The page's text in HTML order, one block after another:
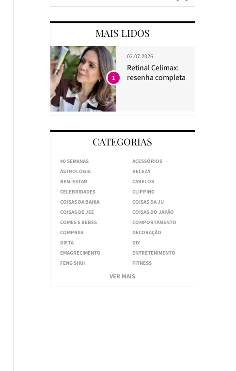
MAIS LIDOS
02.07.2026
Retinal Celimax:
resenha completa
1
CATEGORIAS
40 SEMANAS
ACESSÓRIOS
ASTROLOGIA
BELEZA
BEM-ESTAR
CABELOS
CELEBRIDADES
CLIPPING
COISAS DA BAHIA
COISAS DA JU
COISAS DE JEE
COISAS DO JAPÃO
COMES E BEBES
COMPORTAMENTO
COMPRAS
DECORAÇÃO
DIETA
DIY
EMAGRECIMENTO
ENTRETENIMENTO
FENG SHUI
FITNESS
VER MAIS